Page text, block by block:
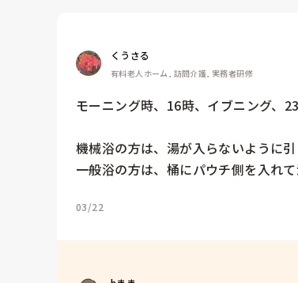
くうさる
有料老人ホーム, 訪問介護, 実務者研修
モーニング時、16時、イブニング、
機械浴の方は、湯が入らないように引
一般浴の方は、桶にパウチ側を入れて
03/22